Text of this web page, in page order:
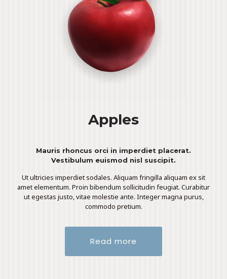
Apples
Mauris rhoncus orci in imperdiet placerat.
Vestibulum euismod nisl suscipit.
Ut ultricies imperdiet sodales. Aliquam fringilla aliquam ex sit
amet elementum. Proin bibendum sollicitudin feugiat. Curabitur
ut egestas justo, vitae molestie ante. Integer magna purus,
commodo pretium.
Read more